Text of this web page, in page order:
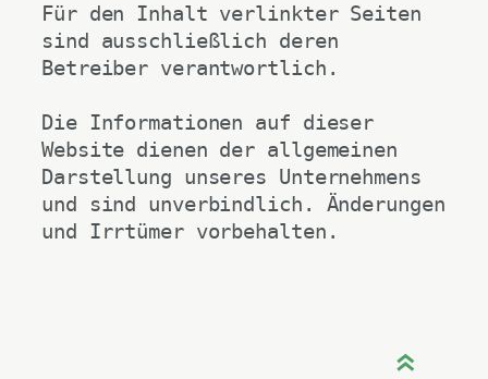
Für den Inhalt verlinkter Seiten
sind ausschließlich deren
Betreiber verantwortlich.
Die Informationen auf dieser
Website dienen der allgemeinen
Darstellung unseres Unternehmens
und sind unverbindlich. Änderungen
und Irrtümer vorbehalten.
»